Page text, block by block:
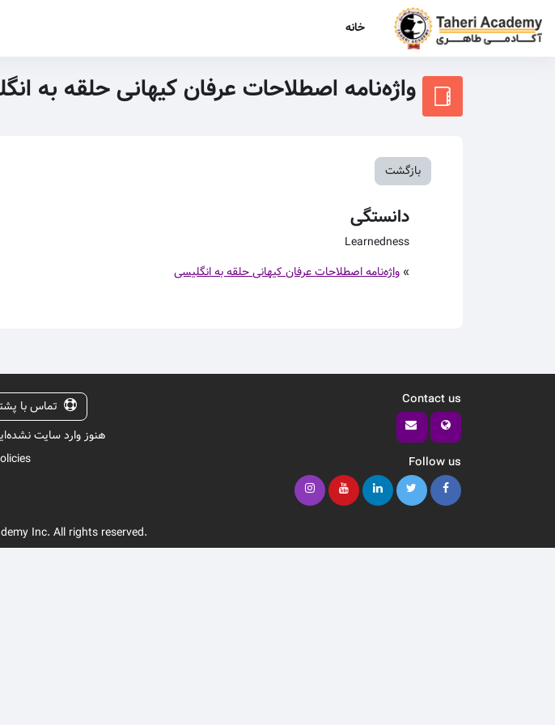
خانه
واژه‌نامه اصطلاحات عرفان کیهانی حلقه به
بازگشت
دانستگی
Learnedness
» واژه‌نامه اصطلاحات عرفان کیهانی حلقه به انگلیسی
Contact us
Follow us
تماس با
هنوز وارد سایت
Inc. All rights reserved.